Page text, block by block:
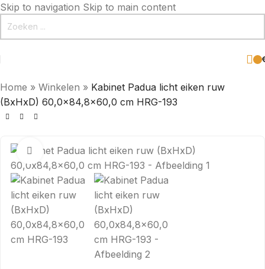
Skip to navigation Skip to main content
Home » Winkelen » Kabinet Padua licht eiken ruw
(BxHxD) 60,0×84,8×60,0 cm HRG-193
Click to enlarge